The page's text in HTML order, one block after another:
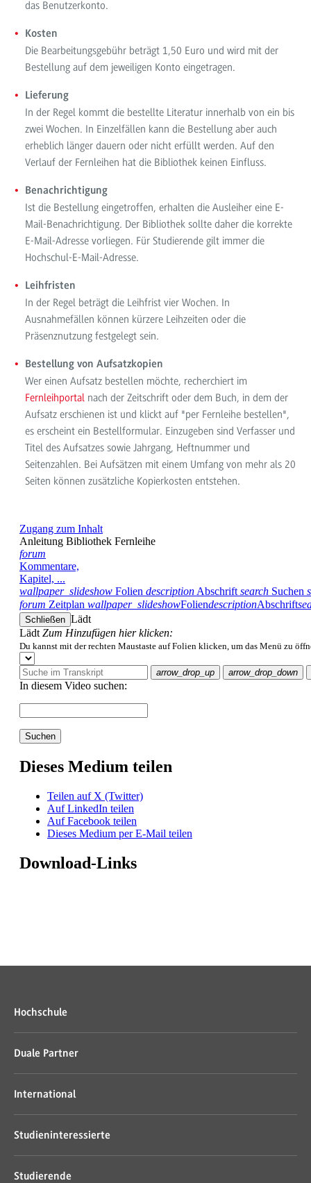
das Benutzerkonto.
Kosten
Die Bearbeitungsgebühr beträgt 1,50 Euro und wird mit der
Bestellung auf dem jeweiligen Konto eingetragen.
Lieferung
In der Regel kommt die bestellte Literatur innerhalb von ein bis
zwei Wochen. In Einzelfällen kann die Bestellung aber auch
erheblich länger dauern oder nicht erfüllt werden. Auf den
Verlauf der Fernleihen hat die Bibliothek keinen Einfluss.
Benachrichtigung
Ist die Bestellung eingetroffen, erhalten die Ausleiher eine E-
Mail-Benachrichtigung. Der Bibliothek sollte daher die korrekte
E-Mail-Adresse vorliegen. Für Studierende gilt immer die
Hochschul-E-Mail-Adresse.
Leihfristen
In der Regel beträgt die Leihfrist vier Wochen. In
Ausnahmefällen können kürzere Leihzeiten oder die
Präsenznutzung festgelegt sein.
Bestellung von Aufsatzkopien
Wer einen Aufsatz bestellen möchte, recherchiert im
Fernleihportal nach der Zeitschrift oder dem Buch, in dem der
Aufsatz erschienen ist und klickt auf "per Fernleihe bestellen",
es erscheint ein Bestellformular. Einzugeben sind Verfasser und
Titel des Aufsatzes sowie Jahrgang, Heftnummer und
Seitenzahlen. Bei Aufsätzen mit einem Umfang von mehr als 20
Seiten können zusätzliche Kopierkosten entstehen.
Hochschule
Duale Partner
International
Studieninteressierte
Studierende